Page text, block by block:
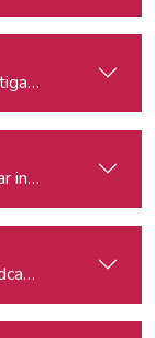
arbeiten,
in Ukraine and